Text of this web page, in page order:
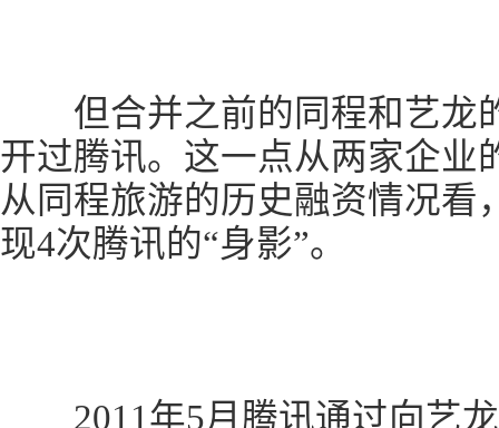
但合并之前的同程和艺龙
开过腾讯。这一点从两家企业
从同程旅游的历史融资情况看
现4次腾讯的“身影”。
2011年5月腾讯通过向艺龙